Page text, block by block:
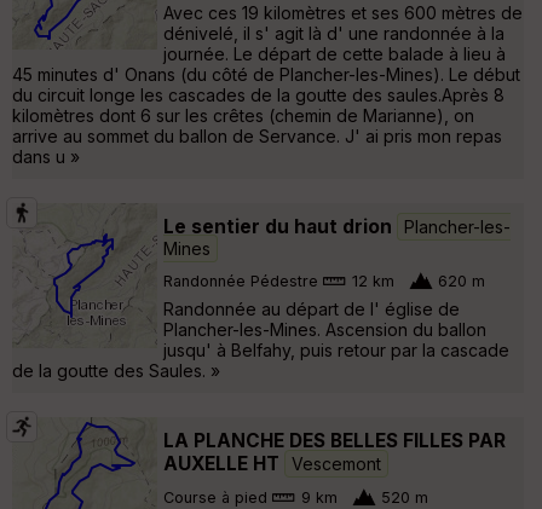
Avec ces 19 kilomètres et ses 600 mètres de
dénivelé, il s' agit là d' une randonnée à la
journée. Le départ de cette balade à lieu à
45 minutes d' Onans (du côté de Plancher-les-Mines). Le début
du circuit longe les cascades de la goutte des saules.Après 8
kilomètres dont 6 sur les crêtes (chemin de Marianne), on
arrive au sommet du ballon de Servance. J' ai pris mon repas
dans u »
Le sentier du haut drion
Plancher-les-
Mines
Randonnée Pédestre 12 km 620 m
Randonnée au départ de l' église de
Plancher-les-Mines. Ascension du ballon
jusqu' à Belfahy, puis retour par la cascade
de la goutte des Saules. »
LA PLANCHE DES BELLES FILLES PAR
AUXELLE HT
Vescemont
Course à pied 9 km 520 m